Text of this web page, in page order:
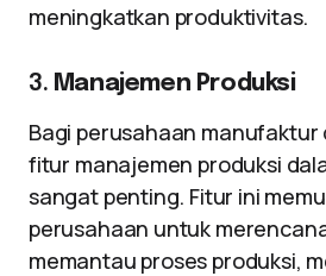
meningkatkan produktivitas.
3. Manajemen Produksi
Bagi perusahaan manufaktur
fitur manajemen produksi
sangat penting. Fitur ini
perusahaan untuk
memantau proses produksi,